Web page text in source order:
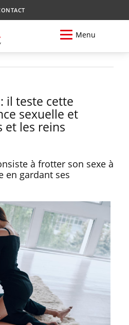
Menu
il teste cette
sexuelle et
et les reins
à frotter son sexe à
en gardant ses